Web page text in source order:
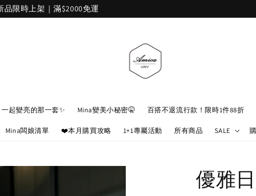
加入官網會員，立即折 $100
起變亮的那一套✨ Mina變美小秘密🤫 百搭不退流行款！限時1件88折
Mina闆娘清單 ❤️本月購買攻略 1+1專屬活動 所有商品 SALE
優雅